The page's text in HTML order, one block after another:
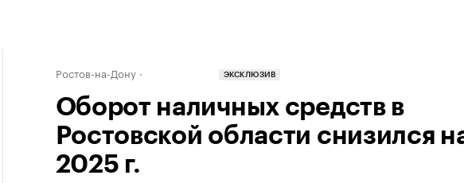
Ростов-на-Дону ЭКСКЛЮЗИВ
Оборот наличных средств в
Ростовской области снизился
2025 г.